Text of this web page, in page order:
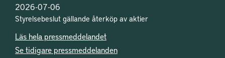
2026-07-06
Styrelsebeslut gällande återköp av aktier
Läs hela pressmeddelandet
Se tidigare pressmeddelanden